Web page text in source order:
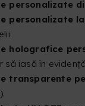
personalizate
personalizate
holografice
să iasă în
transparente